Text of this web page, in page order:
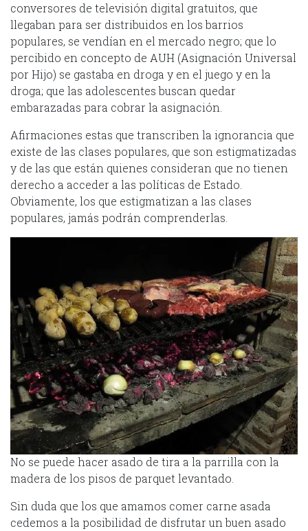
conversores de televisión digital gratuitos, que
llegaban para ser distribuidos en los barrios
populares, se vendían en el mercado negro; que lo
percibido en concepto de AUH (Asignación Universal
por Hijo) se gastaba en droga y en el juego y en la
droga; que las adolescentes buscan quedar
embarazadas para cobrar la asignación.
Afirmaciones estas que transcriben la ignorancia que
existe de las clases populares, que son estigmatizadas
y de las que están quienes consideran que no tienen
derecho a acceder a las políticas de Estado.
Obviamente, los que estigmatizan a las clases
populares, jamás podrán comprenderlas.
No se puede hacer asado de tira a la parrilla con la
madera de los pisos de parquet levantado.
Sin duda que los que amamos comer carne asada
cedemos a la posibilidad de disfrutar un buen asado